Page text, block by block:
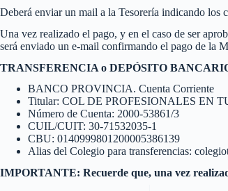
Deberá enviar un mail a la Tesorería indicando los
Una vez realizado el pago, y en el caso de ser
será enviado un e-mail confirmando el pago de la
TRANSFERENCIA o DEPÓSITO
BANCO PROVINCIA. Cuenta Corriente
Titular: COL DE PROFESIONALES EN
Número de Cuenta: 2000-53861/3
CUIL/CUIT: 30-71532035-1
CBU: 0140999801200005386139
Alias del Colegio para transferencias:
IMPORTANTE: Recuerde que, una vez